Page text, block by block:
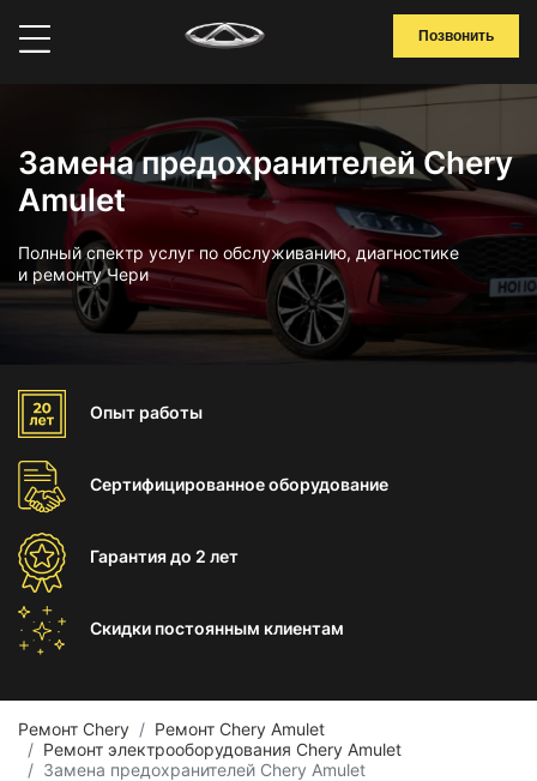
Позвонить
Замена предохранителей Chery
Amulet
Полный спектр услуг по обслуживанию, диагностике
и ремонту Чери
Опыт работы
Сертифицированноеоборудование
Гарантиядо 2 лет
Скидки постоянным клиентам
Ремонт Chery
Ремонт Chery Amulet
Ремонт электрооборудования Chery Amulet
Замена предохранителей Chery Amulet